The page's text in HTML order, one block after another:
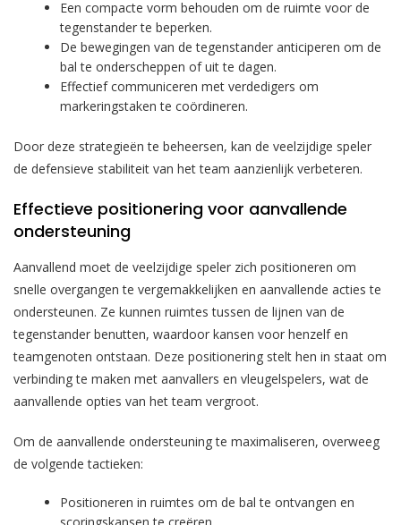
Een compacte vorm behouden om de ruimte voor de
tegenstander te beperken.
De bewegingen van de tegenstander anticiperen om de
bal te onderscheppen of uit te dagen.
Effectief communiceren met verdedigers om
markeringstaken te coördineren.
Door deze strategieën te beheersen, kan de veelzijdige speler
de defensieve stabiliteit van het team aanzienlijk verbeteren.
Effectieve positionering voor aanvallende
ondersteuning
Aanvallend moet de veelzijdige speler zich positioneren om
snelle overgangen te vergemakkelijken en aanvallende acties te
ondersteunen. Ze kunnen ruimtes tussen de lijnen van de
tegenstander benutten, waardoor kansen voor henzelf en
teamgenoten ontstaan. Deze positionering stelt hen in staat om
verbinding te maken met aanvallers en vleugelspelers, wat de
aanvallende opties van het team vergroot.
Om de aanvallende ondersteuning te maximaliseren, overweeg
de volgende tactieken:
Positioneren in ruimtes om de bal te ontvangen en